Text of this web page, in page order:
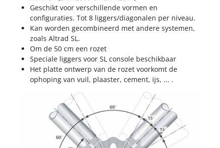
Geschikt voor verschillende vormen en
configuraties. Tot 8 liggers/diagonalen per niveau.
Kan worden gecombineerd met andere systemen,
zoals Altrad SL.
Om de 50 cm een rozet
Speciale liggers voor SL console beschikbaar
Het platte ontwerp van de rozet voorkomt de
ophoping van vuil, plaaster, cement, ijs, ... .